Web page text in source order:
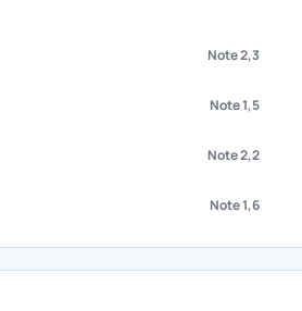
Note 2,3
Note 1,5
Note 2,2
Note 1,6